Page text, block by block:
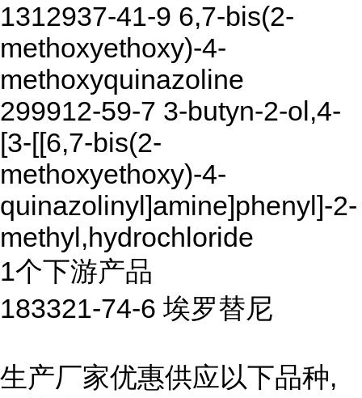
1312937-41-9 6,7-bis(2-
methoxyethoxy)-4-
methoxyquinazoline
299912-59-7 3-butyn-2-ol,4-
[3-[[6,7-bis(2-
methoxyethoxy)-4-
quinazolinyl]amine]phenyl]-2-
methyl,hydrochloride
1个下游产品
183321-74-6 埃罗替尼
生产厂家优惠供应以下品种,